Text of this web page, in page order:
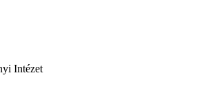
Intézet